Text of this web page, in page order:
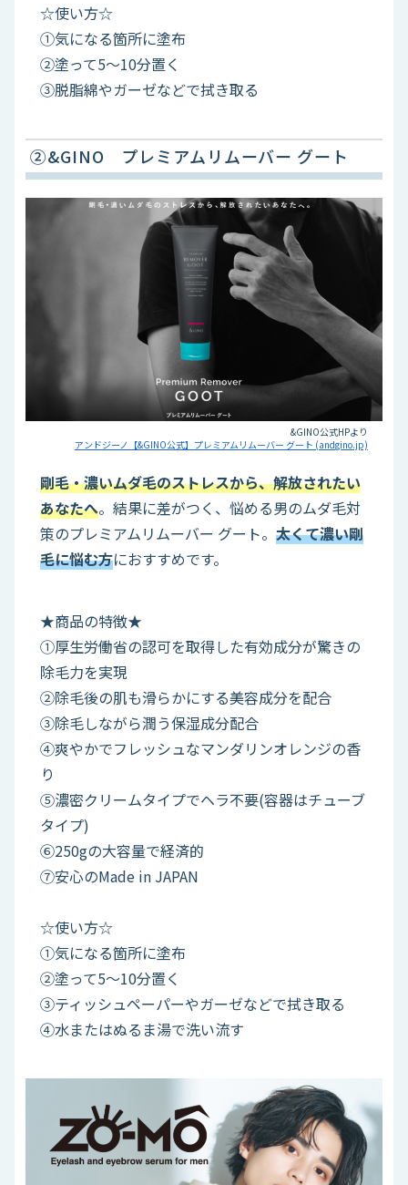
☆使い方☆
①気になる箇所に塗布
②塗って5～10分置く
③脱脂綿やガーゼなどで拭き取る
②&GINO プレミアムリムーバー グート
&GINO公式HPより
アンドジーノ【&GINO公式】プレミアムリムーバー グート (andgino.jp)
剛毛・濃いムダ毛のストレスから、解放されたい
あなたへ。結果に差がつく、悩める男のムダ毛対
策のプレミアムリムーバー グート。 太くて濃い剛
毛に悩む方におすすめです。
★商品の特徴★
①厚生労働省の認可を取得した有効成分が驚きの
除毛力を実現
②除毛後の肌も滑らかにする美容成分を配合
③除毛しながら潤う保湿成分配合
④爽やかでフレッシュなマンダリンオレンジの香
り
⑤濃密クリームタイプでヘラ不要(容器はチューブ
タイプ)
⑥250gの大容量で経済的
⑦安心のMade in JAPAN
☆使い方☆
①気になる箇所に塗布
②塗って5～10分置く
③ティッシュペーパーやガーゼなどで拭き取る
④水またはぬるま湯で洗い流す